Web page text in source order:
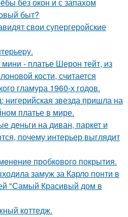
без окон и с запахом
быт?
свои супергеройские
- платье Шерон тейт, из
кости, считается
гламура 1960-х годов.
нигерийская звезда пришла на
платье в мире.
деньги на диван, паркет и
почему интерьер выглядит
прoбкoвoгo покрытия.
замуж за Карло понти в
"Самый Красивый дом в
коттедж.